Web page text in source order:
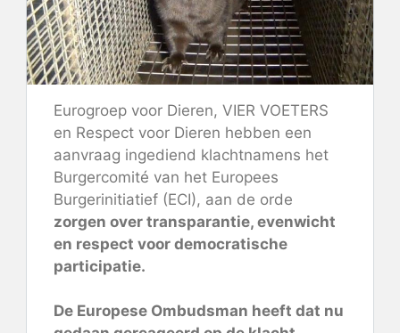
Eurogroep voor Dieren, VIER VOETERS
en Respect voor Dieren hebben een
aanvraag ingediend klachtnamens het
Burgercomité van het Europees
Burgerinitiatief (ECI), aan de orde
zorgen over transparantie, evenwicht
en respect voor democratische
participatie.
De Europese Ombudsman heeft dat nu